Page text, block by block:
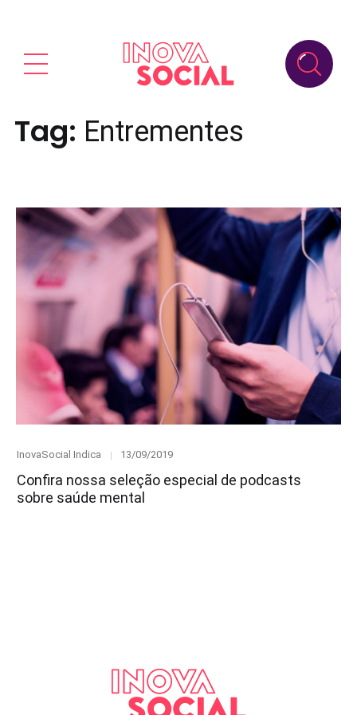
Tag: Entrementes
Category
InovaSocial Indica
Posted
13/09/2019
Confira nossa seleção especial de podcasts
sobre saúde mental